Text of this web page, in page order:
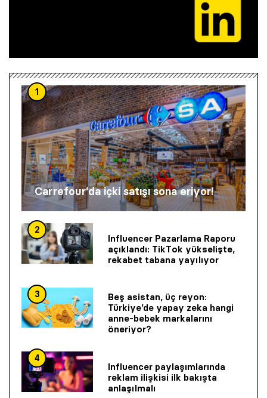
1
Carrefour’da içki satışı sona eriyor!
2
Influencer Pazarlama Raporu
açıklandı: TikTok yükselişte,
rekabet tabana yayılıyor
3
Beş asistan, üç reyon:
Türkiye’de yapay zeka hangi
anne-bebek markalarını
öneriyor?
4
Influencer paylaşımlarında
reklam ilişkisi ilk bakışta
anlaşılmalı